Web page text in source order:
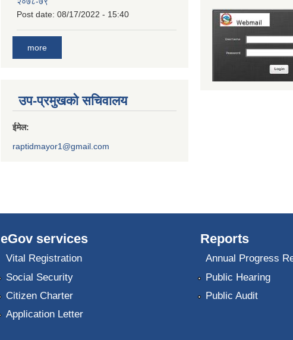
Post date: 08/17/2022 - 15:40
more
उप-प्रमुखको सचिवालय
ईमेल:
raptidmayor1@gmail.com
eGov services
Vital Registration
Social Security
Citizen Charter
Application Letter
Reports
Annual Progress
Public Hearing
Public Audit